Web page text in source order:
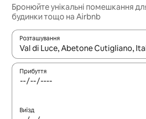
Бронюйте унікальні помешкання
будинки тощо на Airbnb
Розташування
Отримавши результати пошуку,
Прибуття
Виїзд